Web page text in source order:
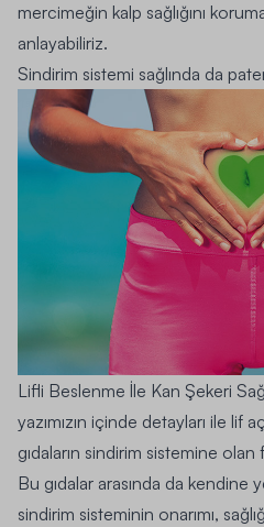
mercimeğin kalp sağlığını
anlayabiliriz.
Sindirim sistemi sağlında da
Lifli Beslenme İle Kan Şekeri
yazımızın içinde detayları ile lif
gıdaların sindirim sistemine olan
Bu gıdalar arasında da kendine
sindirim sisteminin onarımı,